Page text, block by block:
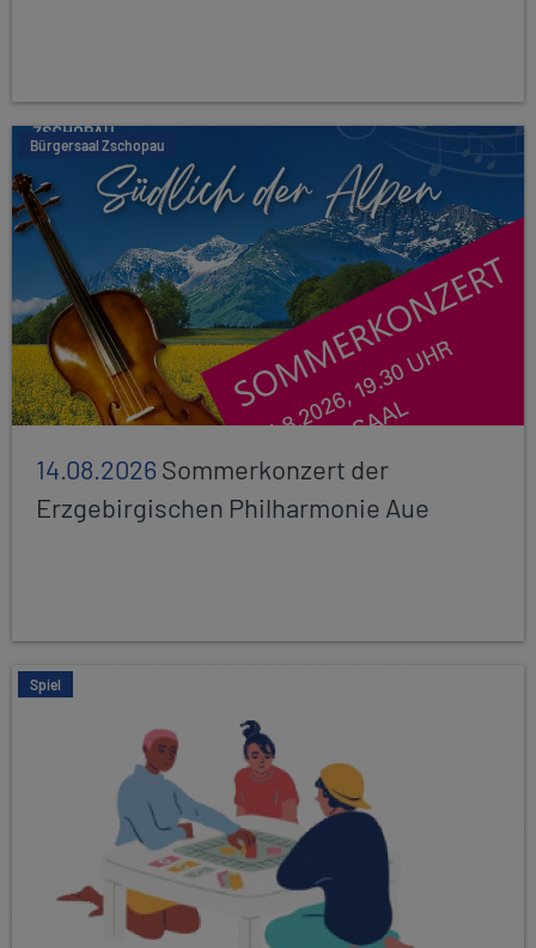
Bürgersaal Zschopau
14.08.2026Sommerkonzert der
Erzgebirgischen Philharmonie Aue
Spiel